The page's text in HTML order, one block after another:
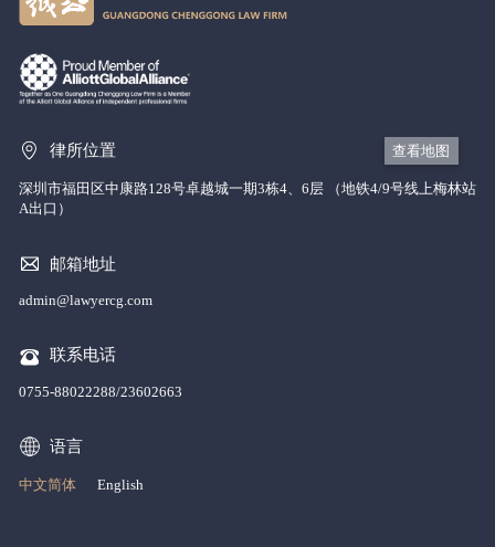
律所位置 查看地图
深圳市福田区中康路128号卓越城一期3栋4、6层 （地铁4/9号线上梅林站
A出口）
邮箱地址
admin@lawyercg.com
联系电话
0755-88022288/23602663
语言
中文简体 English